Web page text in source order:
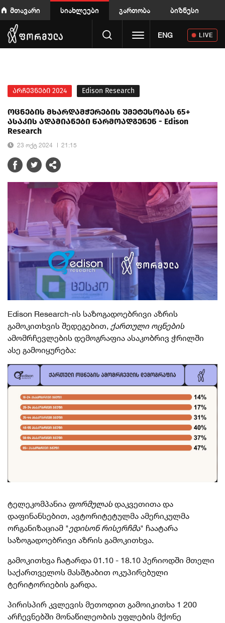
მთავარი სიახლეები გართობა ბიზნესი
Toggle navigation
ENG LIVE
არჩევნები 2024 Edison Research
ოცნების მხარდამჭერების უმეტესობას 65+
ასაკის ადამიანები წარმოადგენენ - Edison
Research
23 ოქტ 2024 21:15
Edison Research-ის საზოგადოებრივი აზრის
გამოკითხვის შედეგებით, ქართული ოცნების
ამომრჩევლების დემოგრაფია ასაკობრივ ჭრილში
ასე გამოიყურება:
ტელეკომპანია ფორმულას დაკვეთითა და
დაფინანსებით, ავტორიტეტულმა ამერიკულმა
ორგანიზაციამ "ედისონ რისერჩმა" ჩაატარა
საზოგადოებრივი აზრის გამოკითხვა.
გამოკითხვა ჩატარდა 01.10 - 18.10 პერიოდში მთელი
საქართველოს მასშტაბით ოკუპირებული
ტერიტორიების გარდა.
პირისპირ კვლევის მეთოდით გამოიკითხა 1 200
არჩევნებში მონაწილეობის უფლების მქონე